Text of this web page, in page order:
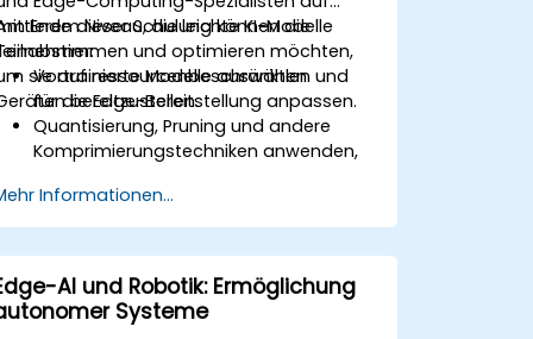
Niveau, die leichte KI-Modelle
und optimieren möchten,
sie auf ressourcenbeschränkten
bereitzustellen.
Ende dieser Schulung können die
Vortrainierte Modelle auswählen und
für die Edge-Bereitstellung anpassen.
Quantisierung, Pruning und andere
Komprimierungstechniken anwenden,
reduzieren.
Modelle mittels Transfer Learning für
aufgaben-spezifische Leistungen
feinabstimmen.
optimierte Modelle auf realer Edge-
Hardware bereitstellen.
Informationen...
AI und Robotik: Ermöglichung
Systeme